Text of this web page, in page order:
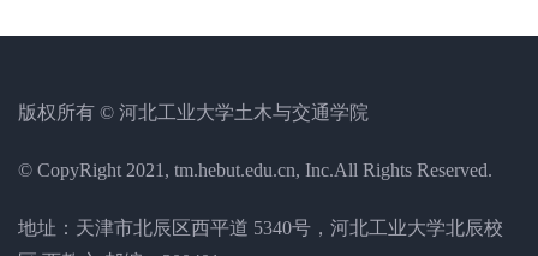
版权所有 © 河北工业大学土木与交通学院
© CopyRight 2021, tm.hebut.edu.cn, Inc.All Rights Reserved.
地址：天津市北辰区西平道 5340号，河北工业大学北辰校